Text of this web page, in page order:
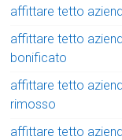
affittare tetto
affittare tetto
bonificato
affittare tetto
rimosso
affittare tetto